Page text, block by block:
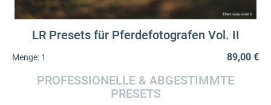
LR Presets für Pferdefotografen Vol. II
Menge: 1 89,00 €
PROFESSIONELLE & ABGESTIMMTE
PRESETS